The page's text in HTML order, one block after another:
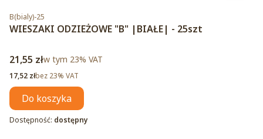
Kod produktu
B(bialy)-25
WIESZAKI ODZIEŻOWE "B" |BIAŁE| - 25szt
Cena brutto
21,55 złw tym %s VAT
w tym 23% VAT
Cena netto
17,52 złbez 23% VAT
Do koszyka
Dostępność: dostępny